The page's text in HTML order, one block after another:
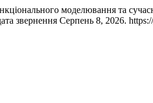
моделювання та
звернення Серпень 8, 2026.